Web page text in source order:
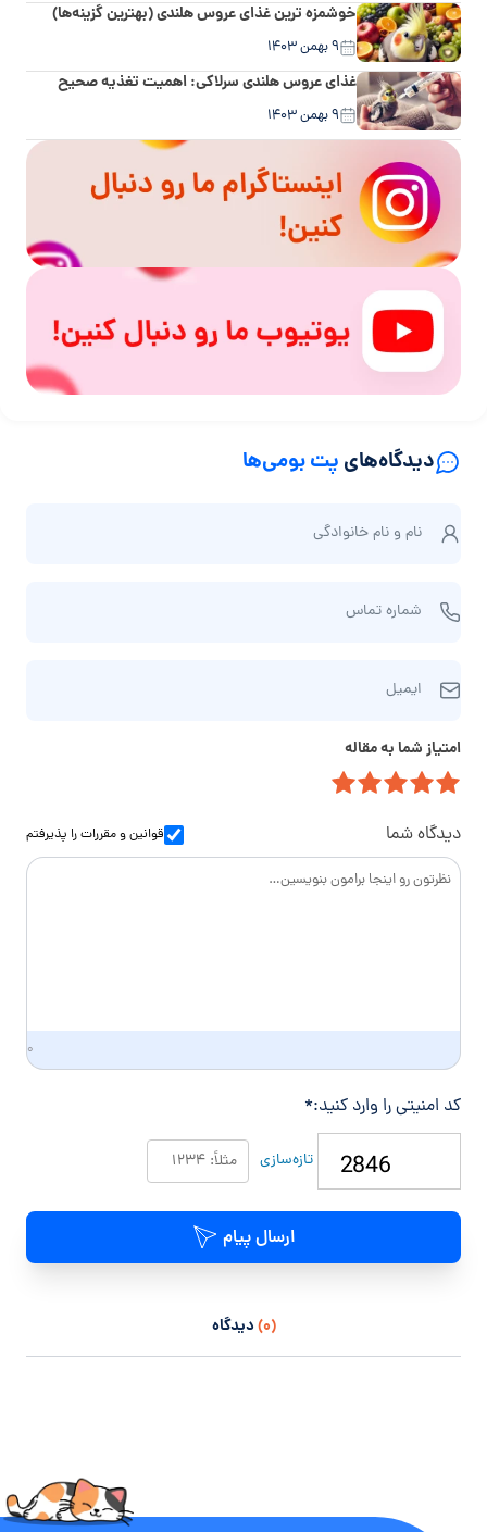
خوشمزه ترین غذای عروس هلندی (بهترین گزینه‌ها)
۹ بهمن ۱۴۰۳
غذای عروس هلندی سرلاکی: اهمیت تغذیه صحیح
۹ بهمن ۱۴۰۳
دیدگاه‌های پت بومی‌ها
و
م‌
ا
ن
ا
د
گ
نام و نام‌ خانوادگی
م
ر
ا
شماره تماس
ی
ی
ل
ایمیل
امتیاز شما به مقاله
دیدگاه شما قوانین و مقرراترا پذیرفتم
۰
کد امنیتی را وارد کنید:*
تازه‌سازی
ارسال پیام
(۰) دیدگاه